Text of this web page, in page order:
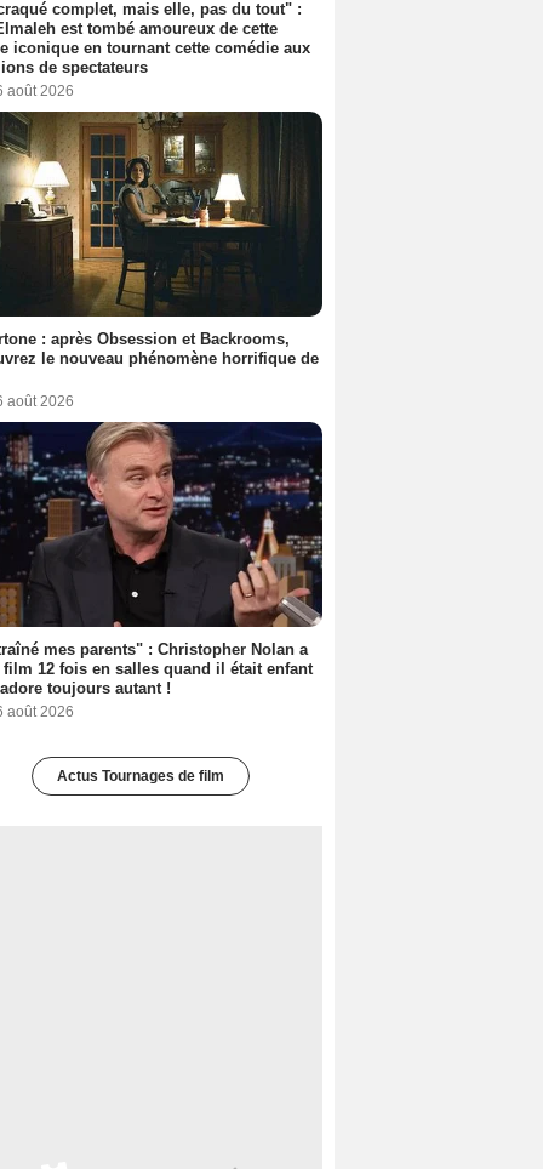
complet, mais elle, pas du tout" :
est tombé amoureux de cette
iconique en tournant cette comédie aux
de spectateurs
août 2026
: après Obsession et Backrooms,
le nouveau phénomène horrifique de
août 2026
mes parents" : Christopher Nolan a
film 12 fois en salles quand il était enfant
toujours autant !
août 2026
Actus Tournages de film